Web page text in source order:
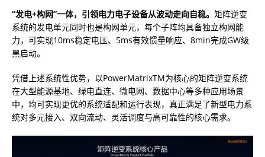
“发电+构网”一体， 引领电力电子设备从波动走向自稳。 矩阵逆变
系统的发电单元同时也是构网单元，每个子阵均具备独立构网能
力，可实现10ms稳定电压、5ms有效惯量响应、8min完成GW级
黑启动。
凭借上述系统性优势，以PowerMatrixTM为核心的矩阵逆变系统
在大型能源基地、绿电直连、微电网、数据中心等多种应用场景
中，均可实现更优的系统适配和运行表现，真正满足了新型电力系
统对多元接入、双向流动、灵活调度与高可靠性的核心需求。